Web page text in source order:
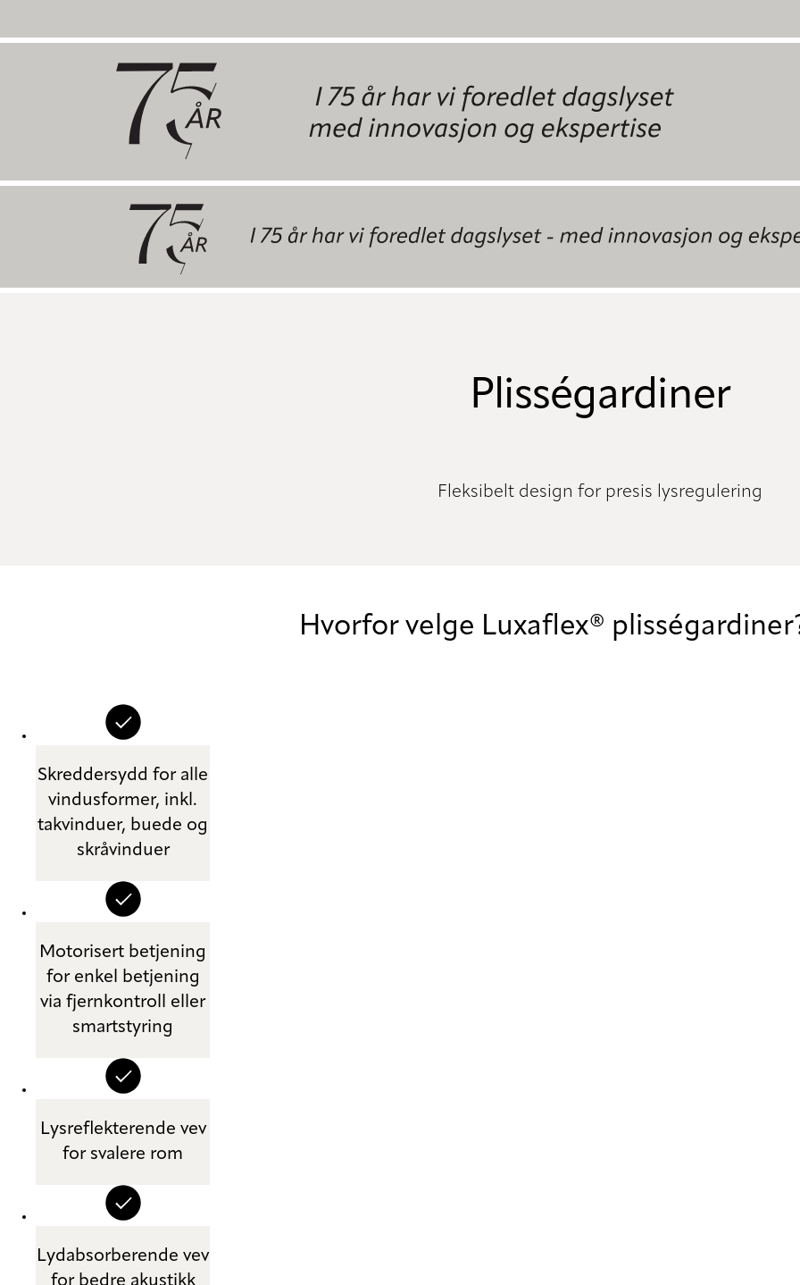
Plisségardiner
Fleksibelt design for presis lysregulering
Hvorfor velge Luxaflex®
Skreddersydd for alle
vindusformer, inkl.
takvinduer, buede og
skråvinduer
Motorisert betjening
for enkel betjening
via fjernkontroll eller
smartstyring
Lysreflekterende vev
for svalere rom
Lydabsorberende vev
for bedre akustikk